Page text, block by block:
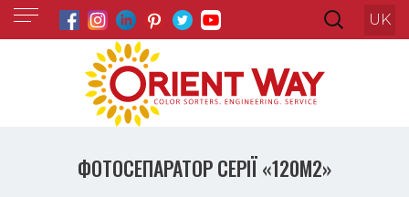
UK
ФОТОСЕПАРАТОР СЕРІЇ «120M2»